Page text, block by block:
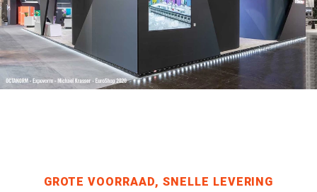
GROTE VOORRAAD, SNELLE LEVERING